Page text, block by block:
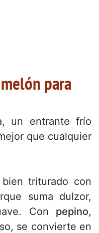
para
un entrante frío
que cualquier
triturado con
suma dulzor,
Con pepino,
se convierte en